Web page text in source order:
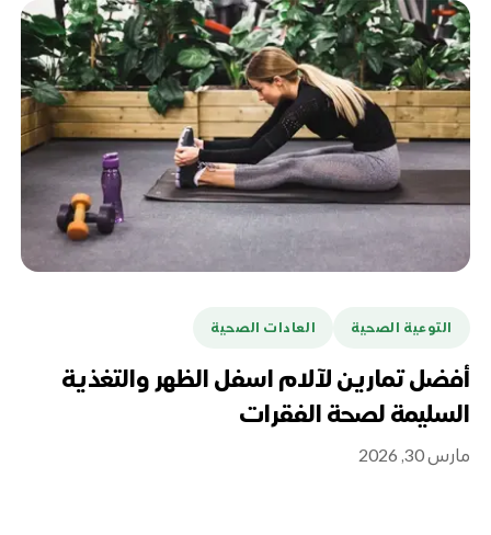
التوعية الصحية العادات الصحية
أفضل تمارين لآلام اسفل الظهر والتغذية
السليمة لصحة الفقرات
مارس 30, 2026